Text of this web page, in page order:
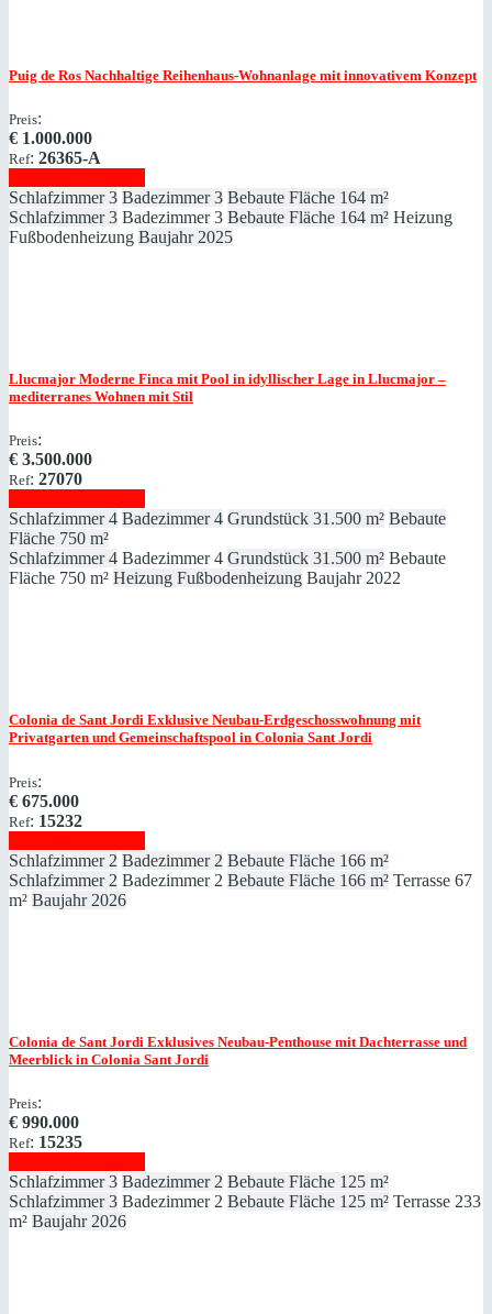
Puig de Ros Nachhaltige Reihenhaus-Wohnanlage mit innovativem Konzept
Preis:
€ 1.000.000
Ref: 26365-A
Schlafzimmer 3 Badezimmer 3 Bebaute Fläche 164 m²
Schlafzimmer 3 Badezimmer 3 Bebaute Fläche 164 m² Heizung
Fußbodenheizung Baujahr 2025
Llucmajor Moderne Finca mit Pool in idyllischer Lage in Llucmajor –
mediterranes Wohnen mit Stil
Preis:
€ 3.500.000
Ref: 27070
Schlafzimmer 4 Badezimmer 4 Grundstück 31.500 m² Bebaute
Fläche 750 m²
Schlafzimmer 4 Badezimmer 4 Grundstück 31.500 m² Bebaute
Fläche 750 m² Heizung Fußbodenheizung Baujahr 2022
Colonia de Sant Jordi Exklusive Neubau-Erdgeschosswohnung mit
Privatgarten und Gemeinschaftspool in Colonia Sant Jordi
Preis:
€ 675.000
Ref: 15232
Schlafzimmer 2 Badezimmer 2 Bebaute Fläche 166 m²
Schlafzimmer 2 Badezimmer 2 Bebaute Fläche 166 m² Terrasse 67
m² Baujahr 2026
Colonia de Sant Jordi Exklusives Neubau-Penthouse mit Dachterrasse und
Meerblick in Colonia Sant Jordi
Preis:
€ 990.000
Ref: 15235
Schlafzimmer 3 Badezimmer 2 Bebaute Fläche 125 m²
Schlafzimmer 3 Badezimmer 2 Bebaute Fläche 125 m² Terrasse 233
m² Baujahr 2026